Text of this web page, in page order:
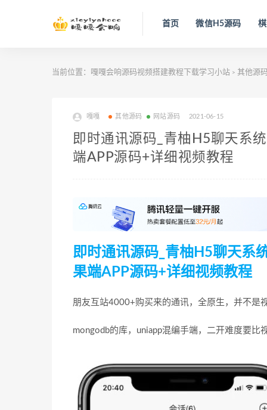
首页 微信H5源码
当前位置： 嘎嘎会响源码视频搭建教程下载学习小站 > 其他源码
嘎嘎 其他源码 网站源码 2021-06-15
即时通讯源码_青柚H5聊天系
端APP源码+详细视频教程
即时通讯源码_青柚H5聊天系
果端APP源码+详细视频教程
朋友互站4000+购买来的通讯，全原生，并不是
mongodb的库，uniapp混编手端，二开难度要